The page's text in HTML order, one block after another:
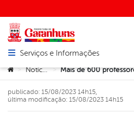
Abrir menu principal de navegação
Serviços e Informações
Você está aqui:
> Notícias >
publicado: 15/08/2023 14h15,
última modificação: 15/08/2023 14h15